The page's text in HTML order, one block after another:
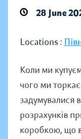
28 June
Locations :
Коли ми
чого ми
задумувалися
розрахунків
коробкою, що